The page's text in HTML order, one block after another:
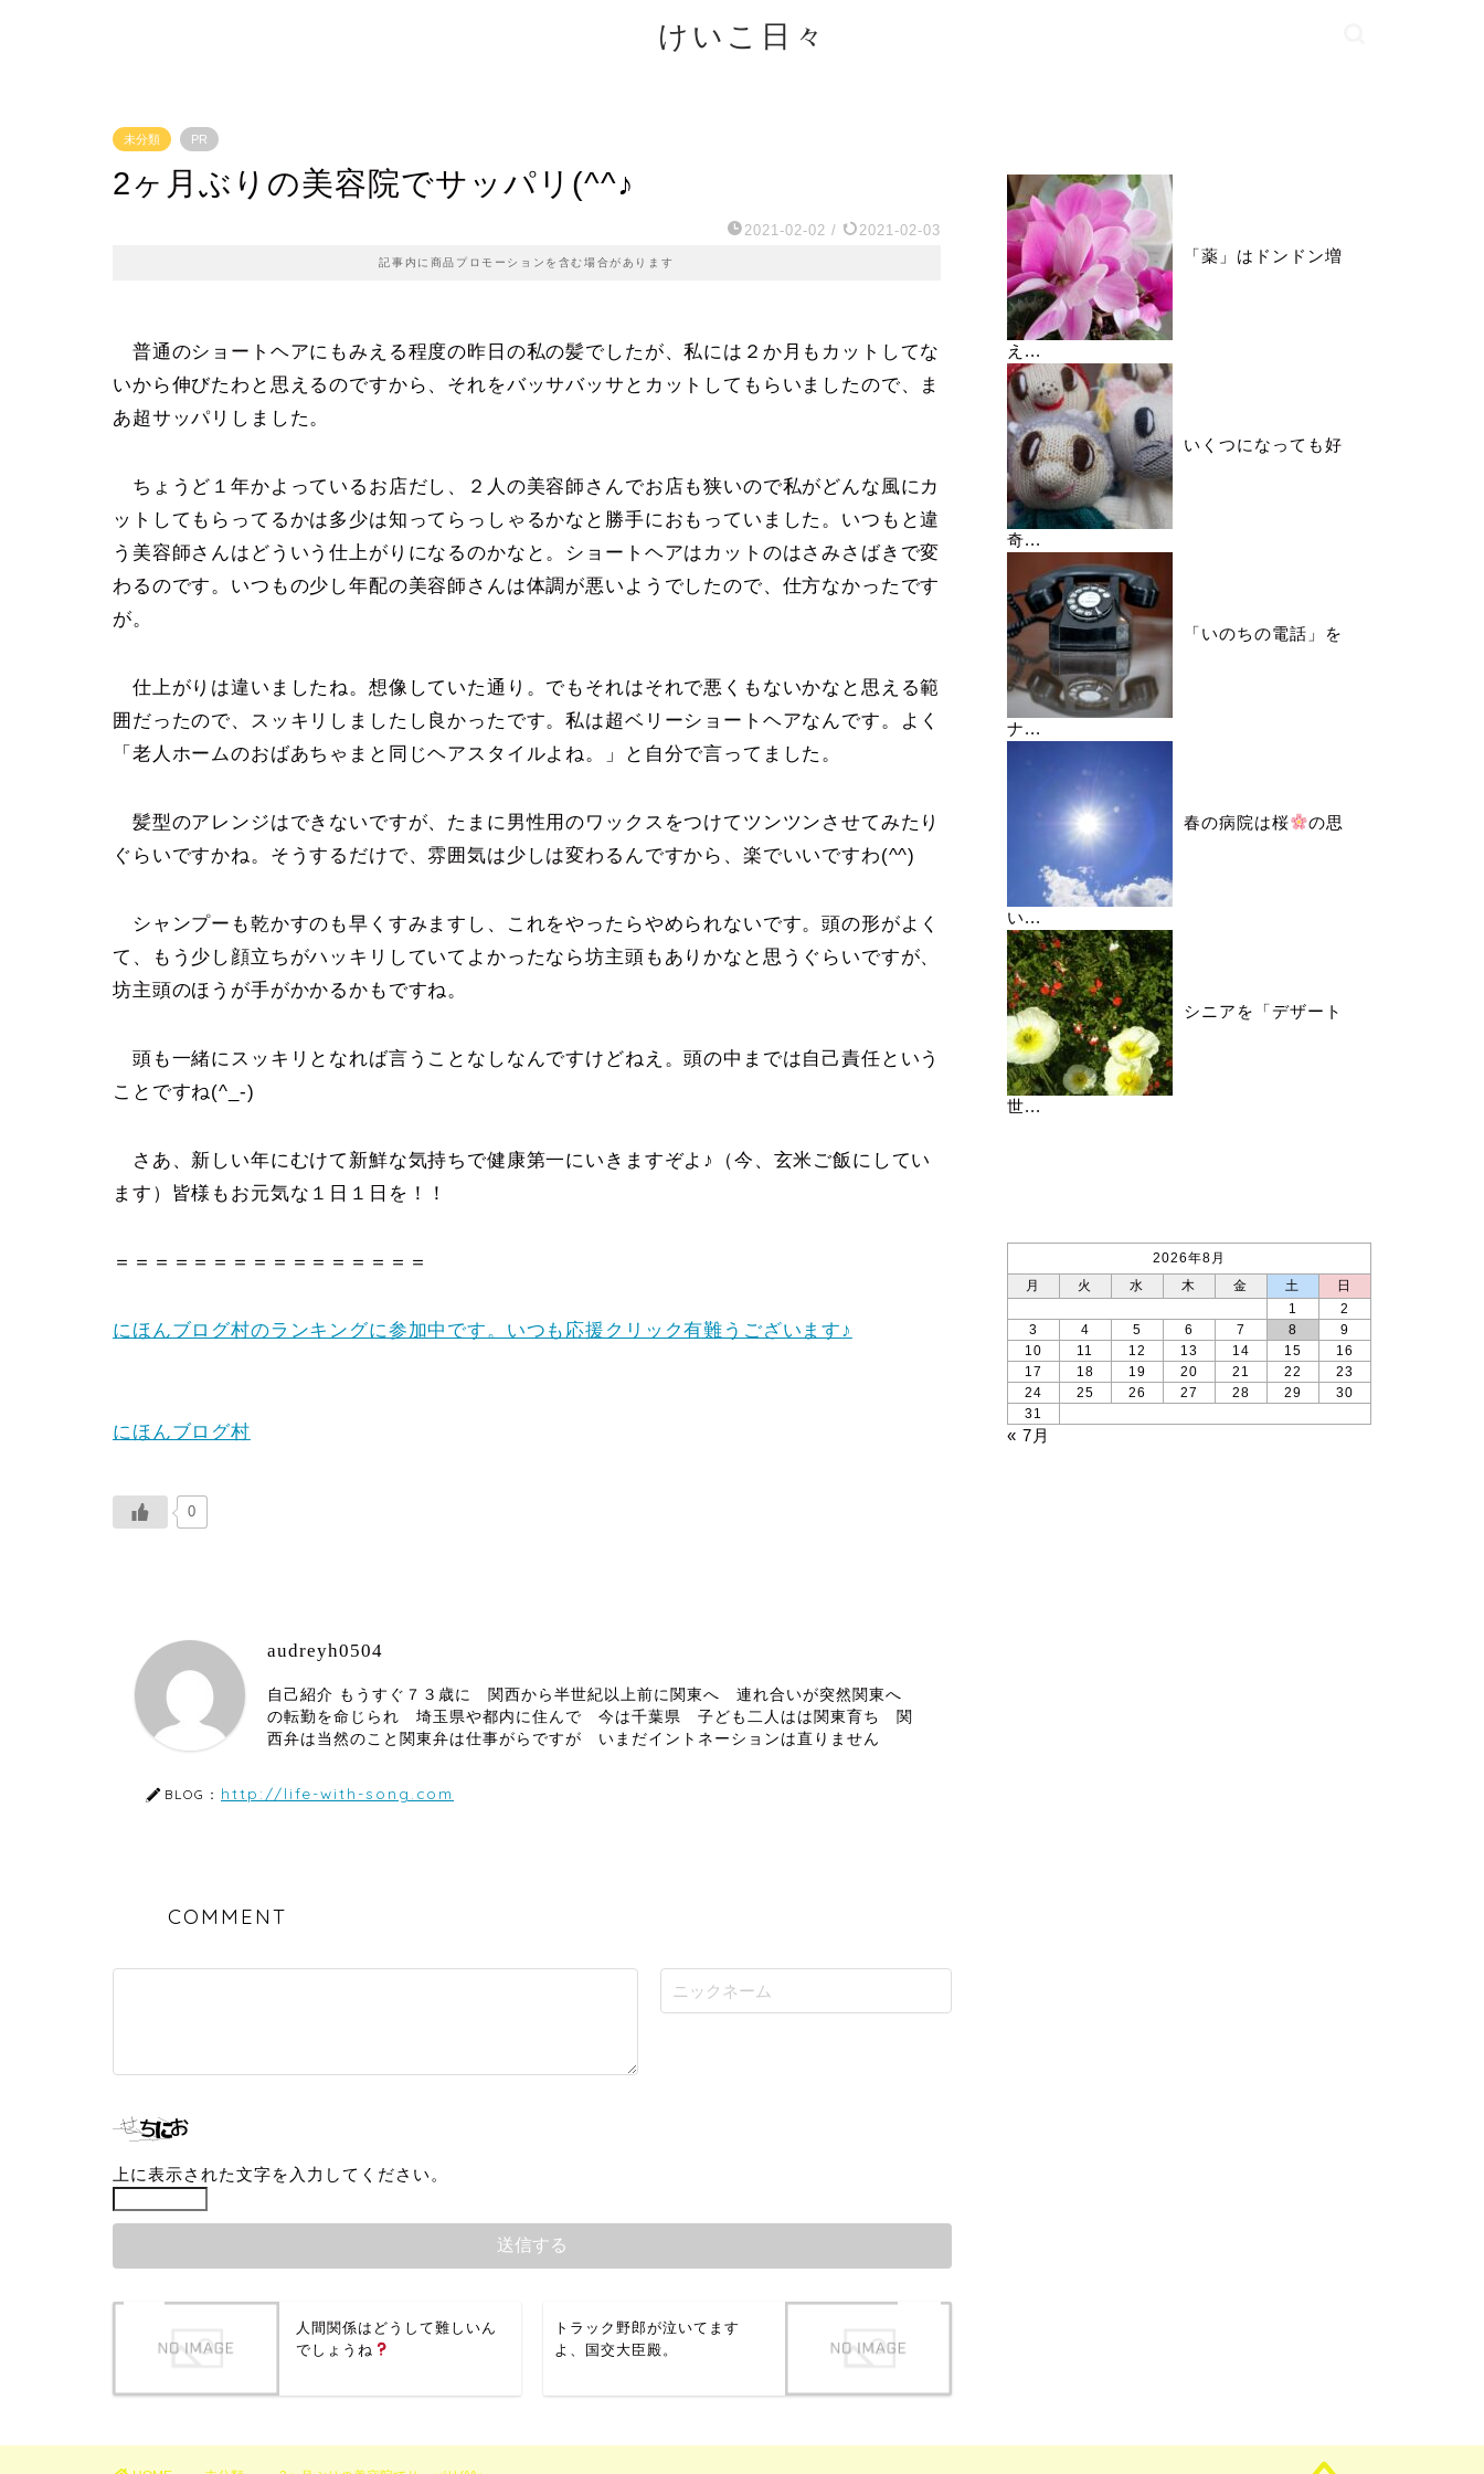
けいこ日々
未分類 PR
2ヶ月ぶりの美容院でサッパリ(^^♪
2021-02-02 / 2021-02-03
記事内に商品プロモーションを含む場合があります
普通のショートヘアにもみえる程度の昨日の私の髪でしたが、私には２か月もカットしてな
いから伸びたわと思えるのですから、それをバッサバッサとカットしてもらいましたので、ま
あ超サッパリしました。
ちょうど１年かよっているお店だし、２人の美容師さんでお店も狭いので私がどんな風にカ
ットしてもらってるかは多少は知ってらっしゃるかなと勝手におもっていました。いつもと違
う美容師さんはどういう仕上がりになるのかなと。ショートヘアはカットのはさみさばきで変
わるのです。いつもの少し年配の美容師さんは体調が悪いようでしたので、仕方なかったです
が。
仕上がりは違いましたね。想像していた通り。でもそれはそれで悪くもないかなと思える範
囲だったので、スッキリしましたし良かったです。私は超ベリーショートヘアなんです。よく
「老人ホームのおばあちゃまと同じヘアスタイルよね。」と自分で言ってました。
髪型のアレンジはできないですが、たまに男性用のワックスをつけてツンツンさせてみたり
ぐらいですかね。そうするだけで、雰囲気は少しは変わるんですから、楽でいいですわ(^^)
シャンプーも乾かすのも早くすみますし、これをやったらやめられないです。頭の形がよく
て、もう少し顔立ちがハッキリしていてよかったなら坊主頭もありかなと思うぐらいですが、
坊主頭のほうが手がかかるかもですね。
頭も一緒にスッキリとなれば言うことなしなんですけどねえ。頭の中までは自己責任という
ことですね(^_-)
さあ、新しい年にむけて新鮮な気持ちで健康第一にいきますぞよ♪（今、玄米ご飯にしてい
ます）皆様もお元気な１日１日を！！
＝＝＝＝＝＝＝＝＝＝＝＝＝＝＝＝
にほんブログ村のランキングに参加中です。いつも応援クリック有難うございます♪
にほんブログ村
0
audreyh0504
自己紹介 もうすぐ７３歳に 関西から半世紀以上前に関東へ 連れ合いが突然関東へ
の転勤を命じられ 埼玉県や都内に住んで 今は千葉県 子ども二人はは関東育ち 関
西弁は当然のこと関東弁は仕事がらですが いまだイントネーションは直りません
BLOG： http://life-with-song.com
COMMENT
上に表示された文字を入力してください。
人間関係はどうして難しいん
でしょうね
トラック野郎が泣いてます
よ、国交大臣殿。
「薬」はドンドン増
え...
いくつになっても好
奇...
「いのちの電話」を
ナ...
春の病院は桜 の思
い...
シニアを「デザート
世...
2026年8月
月
火 水 木 金 土
日
1
2
3
4 5 6 7 8
9
10
11 12 13 14 15
16
17
18 19 20 21 22
23
24
25 26 27 28 29
30
31
« 7月